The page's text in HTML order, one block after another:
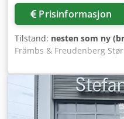
Prisinformasjon
Tilstand: nesten som ny
Främbs & Freudenberg
– Drift – Kardangaksler –
Akcor Siktmaskinen er